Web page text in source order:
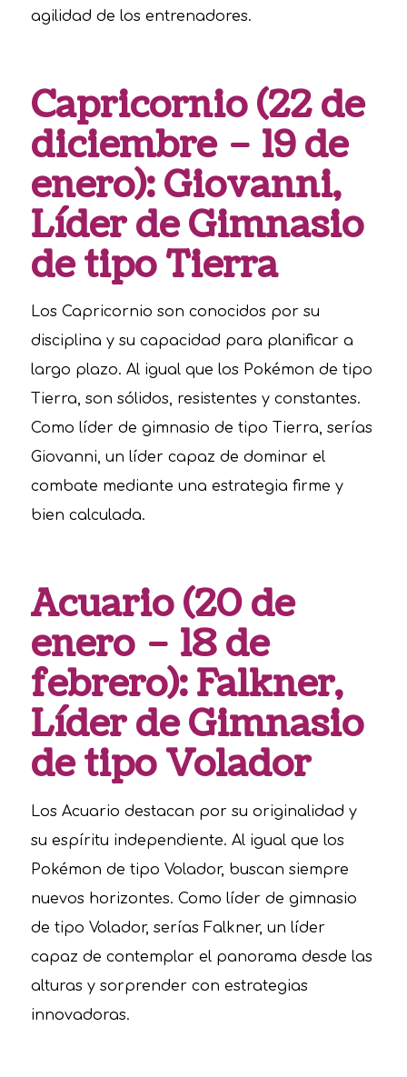
agilidad de los entrenadores.
Capricornio (22 de
diciembre – 19 de
enero): Giovanni,
Líder de Gimnasio
de tipo Tierra
Los Capricornio son conocidos por su
disciplina y su capacidad para planificar a
largo plazo. Al igual que los Pokémon de tipo
Tierra, son sólidos, resistentes y constantes.
Como líder de gimnasio de tipo Tierra, serías
Giovanni, un líder capaz de dominar el
combate mediante una estrategia firme y
bien calculada.
Acuario (20 de
enero – 18 de
febrero): Falkner,
Líder de Gimnasio
de tipo Volador
Los Acuario destacan por su originalidad y
su espíritu independiente. Al igual que los
Pokémon de tipo Volador, buscan siempre
nuevos horizontes. Como líder de gimnasio
de tipo Volador, serías Falkner, un líder
capaz de contemplar el panorama desde las
alturas y sorprender con estrategias
innovadoras.